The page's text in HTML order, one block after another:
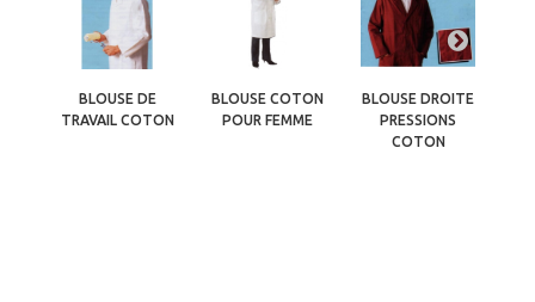
BLOUSE DE
TRAVAIL COTON
BLOUSE COTON
POUR FEMME
BLOUSE DROITE
PRESSIONS
COTON